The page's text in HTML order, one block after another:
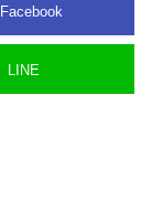
Facebook
LINE